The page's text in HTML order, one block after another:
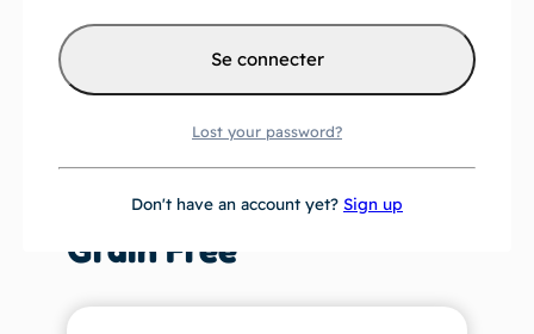
1 paquet de 12 kg de
croquettes chiot sans
céréales /BAB’IN Junior
Grain Free
Lost your password?
Don't have an account yet? Sign up